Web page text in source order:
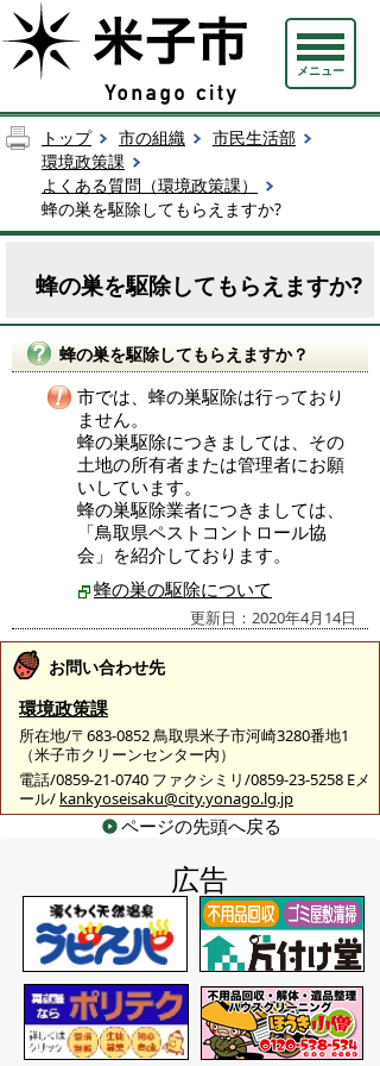
メニュー
トップ 市の組織
市民生活部
環境政策課
よくある質問（環境政策課）
蜂の巣を駆除してもらえますか?
蜂の巣を駆除してもらえますか?
蜂の巣を駆除してもらえますか？
市では、蜂の巣駆除は行っており
ません。
蜂の巣駆除につきましては、その
土地の所有者または管理者にお願
いしています。
蜂の巣駆除業者につきましては、
「鳥取県ペストコントロール協
会」を紹介しております。
蜂の巣の駆除について
更新日：2020年4月14日
お問い合わせ先
環境政策課
所在地/〒683-0852 鳥取県米子市河崎3280番地1
（米子市クリーンセンター内）
電話/0859-21-0740 ファクシミリ/0859-23-5258 Eメ
ール/ kankyoseisaku@city.yonago.lg.jp
ページの先頭へ戻る
広告